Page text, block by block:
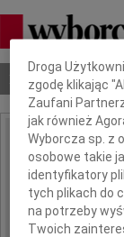
Nekrologi
IMIĘ I NAZWISKO:
REGION:
DATA EMISJI:
Dbamy o Twoją
Droga
zgodę klikając
Zaufani
jak również
Wyborcza sp. z
osobowe takie
identyfikatory
tych plikach do
na potrzeby
Twoich